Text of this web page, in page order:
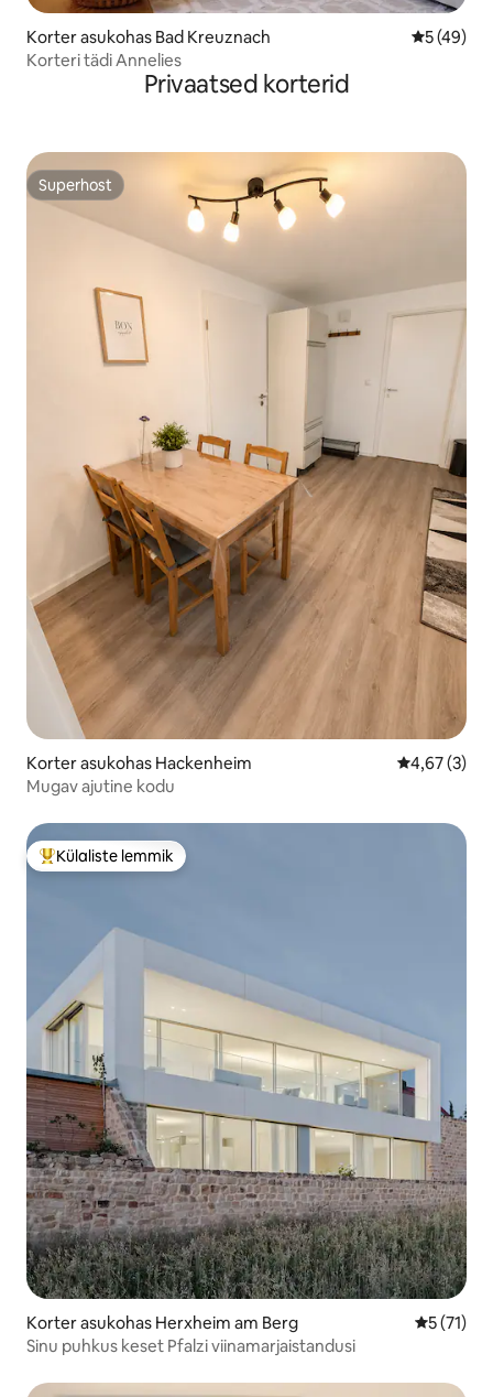
Korter asukohas Bad Kreuznach Keskmine
5 (49)
Korteri tädi Annelies
Privaatsed korterid
Superhost
Superhost
Korter asukohas Hackenheim Keskmine
4,67 (3)
Mugav ajutine kodu
Külaliste suur lemmik
Külaliste lemmik
Korter asukohas Herxheim am Berg
5 (71)
Sinu puhkus keset Pfalzi viinamarjaistandusi